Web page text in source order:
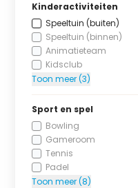
Kinderactiviteiten
Speeltuin (buiten)
Speeltuin (binnen)
Animatieteam
Kidsclub
Toon meer (3)
Sport en spel
Bowling
Gameroom
Tennis
Padel
Toon meer (8)